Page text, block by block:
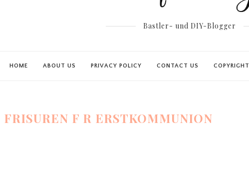
Bastler- und DIY-Blogger
HOME ABOUT US PRIVACY POLICY CONTACT US COPYRIGHT
FRISUREN F R ERSTKOMMUNION